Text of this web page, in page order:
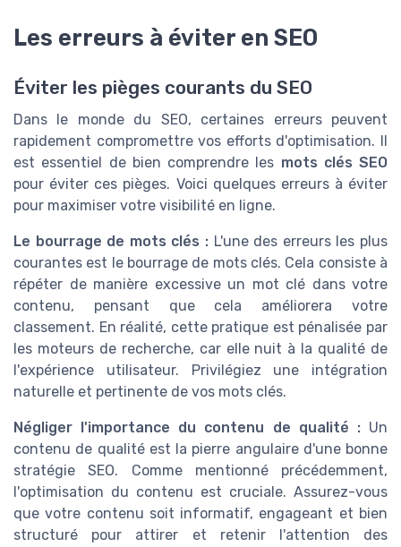
Les erreurs à éviter en SEO
Éviter les pièges courants du SEO
Dans le monde du SEO, certaines erreurs peuvent
rapidement compromettre vos efforts d'optimisation. Il
est essentiel de bien comprendre les mots clés SEO
pour éviter ces pièges. Voici quelques erreurs à éviter
pour maximiser votre visibilité en ligne.
Le bourrage de mots clés : L'une des erreurs les plus
courantes est le bourrage de mots clés. Cela consiste à
répéter de manière excessive un mot clé dans votre
contenu, pensant que cela améliorera votre
classement. En réalité, cette pratique est pénalisée par
les moteurs de recherche, car elle nuit à la qualité de
l'expérience utilisateur. Privilégiez une intégration
naturelle et pertinente de vos mots clés.
Négliger l'importance du contenu de qualité :Un
contenu de qualité est la pierre angulaire d'une bonne
stratégie SEO. Comme mentionné précédemment,
l'optimisation du contenu est cruciale. Assurez-vous
que votre contenu soit informatif, engageant et bien
structuré pour attirer et retenir l'attention des